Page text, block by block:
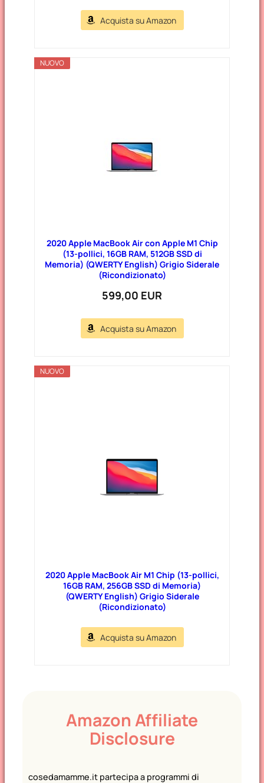
Acquista su Amazon
NUOVO
2020 Apple MacBook Air con Apple M1 Chip
(13-pollici, 16GB RAM, 512GB SSD di
Memoria) (QWERTY English) Grigio Siderale
(Ricondizionato)
599,00 EUR
Acquista su Amazon
NUOVO
2020 Apple MacBook Air M1 Chip (13-pollici,
16GB RAM, 256GB SSD di Memoria)
(QWERTY English) Grigio Siderale
(Ricondizionato)
Acquista su Amazon
Amazon Affiliate
Disclosure
cosedamamme.it partecipa a programmi di